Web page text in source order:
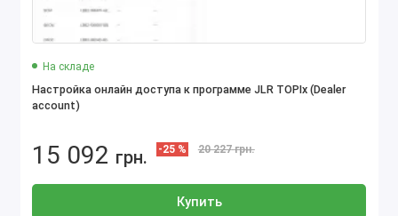
На складе
Настройка онлайн доступа к программе JLR TOPIx (Dealer
account)
15 092 грн. -25 % 20 227 грн.
Купить